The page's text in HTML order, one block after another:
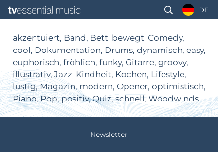
DE
akzentuiert, Band, Bett, bewegt, Comedy,
cool, Dokumentation, Drums, dynamisch, easy,
euphorisch, fröhlich, funky, Gitarre, groovy,
illustrativ, Jazz, Kindheit, Kochen, Lifestyle,
lustig, Magazin, modern, Opener, optimistisch,
Piano, Pop, positiv, Quiz, schnell, Woodwinds
Newsletter